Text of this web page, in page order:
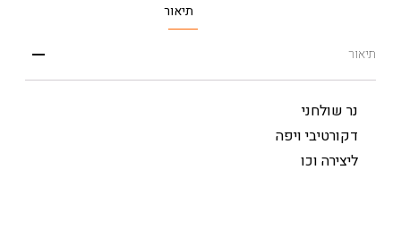
תיאור
תיאור
נר שולחני
דקורטיבי ויפה
ליצירה וכו